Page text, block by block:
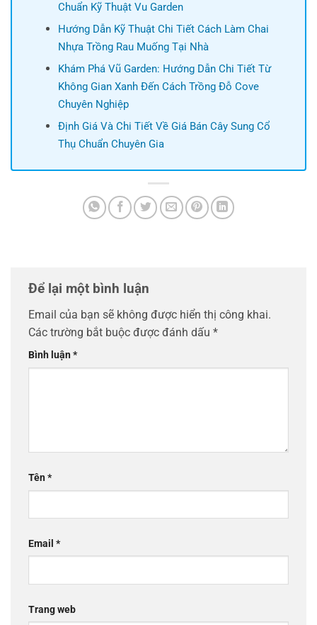
Chuẩn Kỹ Thuật Vu Garden
Hướng Dẫn Kỹ Thuật Chi Tiết Cách Làm Chai
Nhựa Trồng Rau Muống Tại Nhà
Khám Phá Vũ Garden: Hướng Dẫn Chi Tiết Từ
Không Gian Xanh Đến Cách Trồng Đỗ Cove
Chuyên Nghiệp
Định Giá Và Chi Tiết Về Giá Bán Cây Sung Cổ
Thụ Chuẩn Chuyên Gia
Để lại một bình luận
Email của bạn sẽ không được hiển thị công khai.
Các trường bắt buộc được đánh dấu *
Bình luận*
Tên*
Email *
Trang web